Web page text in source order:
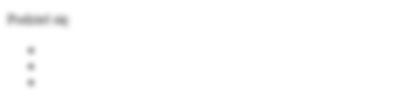
Podziel się